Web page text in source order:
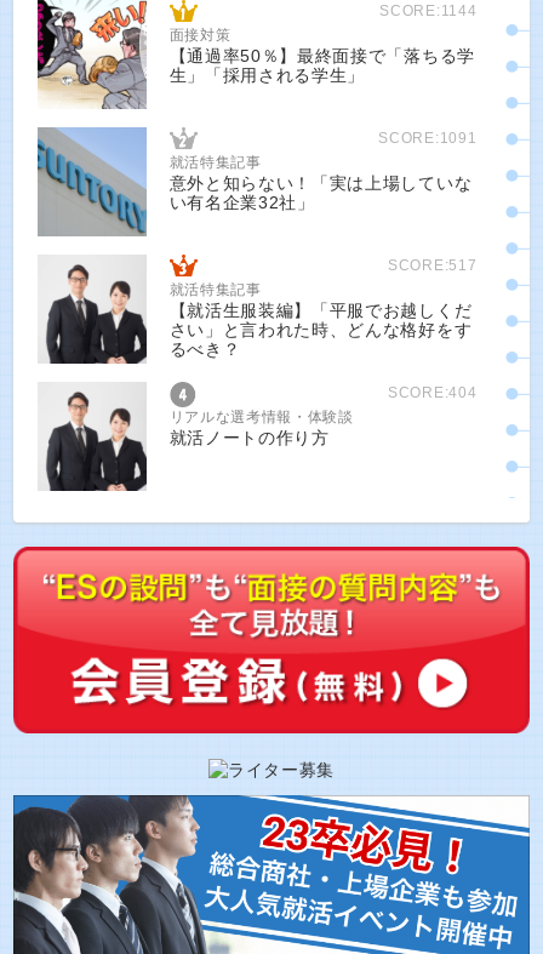
SCORE:1144
面接対策
【通過率50％】最終面接で「落ちる学
生」「採用される学生」
SCORE:1091
就活特集記事
意外と知らない！「実は上場していな
い有名企業32社」
SCORE:517
就活特集記事
【就活生服装編】「平服でお越しくだ
さい」と言われた時、どんな格好をす
るべき？
SCORE:404
リアルな選考情報・体験談
就活ノートの作り方